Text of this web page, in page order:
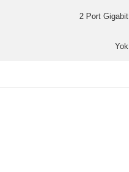
2 Port Gigabit
Yok